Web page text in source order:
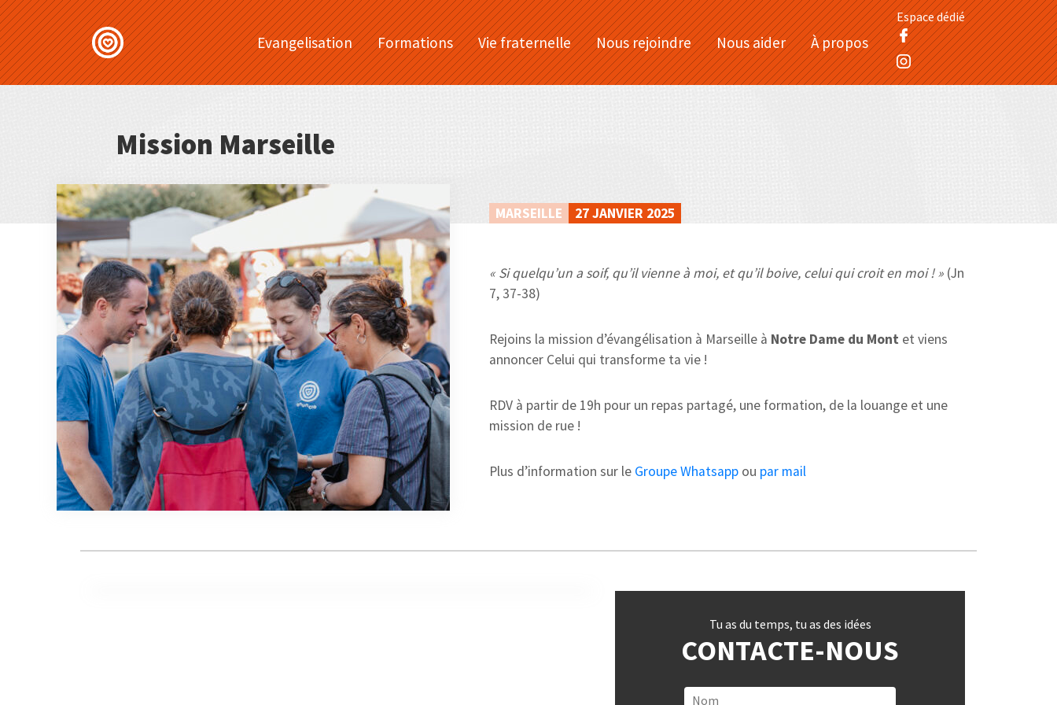
Evangelisation Formations Vie fraternelle Nous rejoindre Nous aider À propos
Espace dédié
Mission Marseille
MARSEILLE 27 JANVIER 2025
« Si quelqu’un a soif, qu’il vienne à moi, et qu’il boive, celui qui croit en moi ! » (Jn
7, 37-38)
Rejoins la mission d’évangélisation à Marseille à Notre Dame du Mont et viens
annoncer Celui qui transforme ta vie !
RDV à partir de 19h pour un repas partagé, une formation, de la louange et une
mission de rue !
Plus d’information sur le Groupe Whatsapp ou par mail
Tu as du temps, tu as des idées
CONTACTE-NOUS